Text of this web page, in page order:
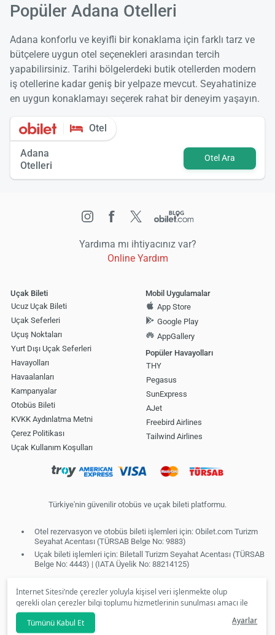
İnternet Sitesi’nde çerezler yoluyla kişisel veri işlenmekte olup
gerekli olan çerezler bilgi toplumu hizmetlerinin sunulması amacı ile
kullanılmaktadır. Tercihleriniz doğrultusunda size özel
kişiselleştirilmiş çerezleri ve özel kampanyaları
seçeneğine
Tümünü Kabul Et Ayarlar
Popüler Adana Otelleri
Adana konforlu ve keyifli bir konaklama için farklı tarz ve
bütçelere uygun otel seçenekleri arasından tercih
yapabilirsiniz. Tarihi bölgelerdeki butik otellerden modern
iş otellerine kadar geniş bir yelpaze mevcut. Seyahatinize
en uygun konaklamayı seçerek rahat bir deneyim yaşayın.
Otel
Adana
Otelleri
Otel Ara
Yardıma mı ihtiyacınız var?
Online Yardım
Uçak Bileti
Ucuz Uçak Bileti
Uçak Seferleri
Uçuş Noktaları
Yurt Dışı Uçak Seferleri
Havayolları
Havaalanları
Kampanyalar
Otobüs Bileti
KVKK Aydınlatma Metni
Çerez Politikası
Uçak Kullanım Koşulları
Mobil Uygulamalar
App Store
Google Play
AppGallery
Popüler Havayolları
THY
Pegasus
SunExpress
AJet
Freebird Airlines
Tailwind Airlines
Türkiye'nin güvenilir otobüs ve uçak bileti platformu.
Otel rezervasyon ve otobüs bileti işlemleri için: Obilet.com Turizm
Seyahat Acentası (TÜRSAB Belge No: 9883)
Uçak bileti işlemleri için: Biletall Turizm Seyahat Acentası (TÜRSAB
Belge No: 4443) | (IATA Üyelik No: 88214125)